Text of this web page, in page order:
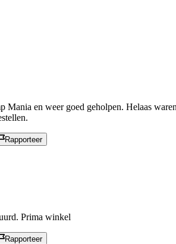
en weer goed geholpen. Helaas
Rapporteer
Prima winkel
Rapporteer